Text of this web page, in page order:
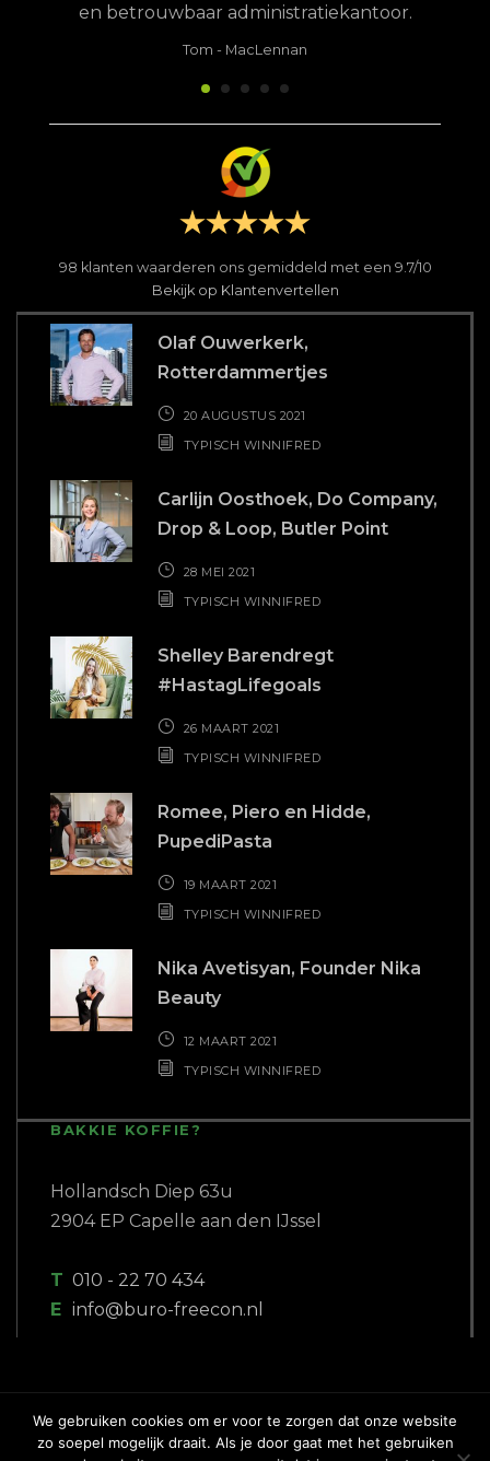
en betrouwbaar administratiekantoor.
Tom - MacLennan
98 klanten waarderen ons gemiddeld met een 9.7/10
Bekijk op Klantenvertellen
Olaf Ouwerkerk,
Rotterdammertjes
20 AUGUSTUS 2021
TYPISCH WINNIFRED
Carlijn Oosthoek, Do Company,
Drop & Loop, Butler Point
28 MEI 2021
TYPISCH WINNIFRED
Shelley Barendregt
#HastagLifegoals
26 MAART 2021
TYPISCH WINNIFRED
Romee, Piero en Hidde,
PupediPasta
19 MAART 2021
TYPISCH WINNIFRED
Nika Avetisyan, Founder Nika
Beauty
12 MAART 2021
TYPISCH WINNIFRED
BAKKIE KOFFIE?
Hollandsch Diep 63u
2904 EP Capelle aan den IJssel
T 010 - 22 70 434
E info@buro-freecon.nl
COPYRIGHT 2018 BURO FREECON |
We gebruiken cookies om er voor te zorgen dat onze website
zo soepel mogelijk draait. Als je door gaat met het gebruiken